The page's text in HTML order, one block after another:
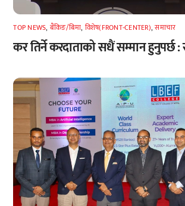
TOP NEWS, बैंकिङ/बिमा, विशेष(FRONT-CENTER),समाचार
कर तिर्ने करदाताको सधैं सम्मान हुनुपर्छ :